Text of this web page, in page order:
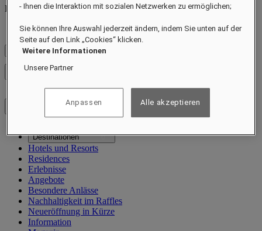
Kontakt Close menu
Find Your Local Number
Preise prüfen
Destinationen
Hotels und Resorts
Residences
Erlebnisse
Angebote
Besondere Anlässe
Nachhaltigkeit im Raffles
Neueröffnung in Kürze
Information
- Ihnen die Interaktion mit sozialen Netzwerken zu ermöglichen;
Sie können Ihre Auswahl jederzeit ändern, indem Sie unten auf der
Seite auf den Link „Cookies“ klicken.
Weitere Informationen
Unsere Partner
Anpassen Alle akzeptieren